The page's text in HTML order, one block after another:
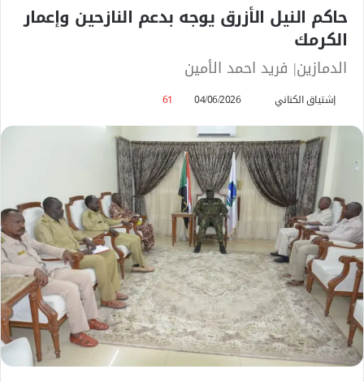
حاكم النيل الأزرق يوجه بدعم النازحين وإعمار
الكرمك
الدمازين| فريد احمد الأمين
إشتياق الكناني
س
ل
ب
ر
د
ا
إ
ل
ك
ت
ر
و
04/06/2026
61